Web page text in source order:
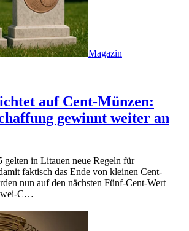
Magazin
auf Cent-Münzen:
gewinnt weiter an
gelten in Litauen neue Regeln für
faktisch das Ende von kleinen Cent-
nun auf den nächsten Fünf-Cent-Wert
C…